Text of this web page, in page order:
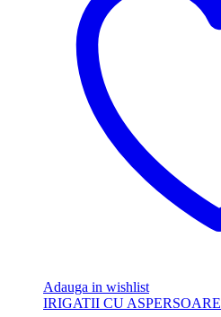
Adauga in wishlist
IRIGATII CU ASPERSOARE